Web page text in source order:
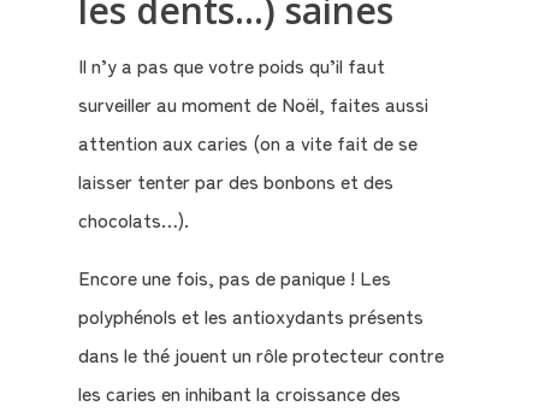
les dents…) saines
Il n’y a pas que votre poids qu’il faut
surveiller au moment de Noël, faites aussi
attention aux caries (on a vite fait de se
laisser tenter par des bonbons et des
chocolats…).
Encore une fois, pas de panique ! Les
polyphénols et les antioxydants présents
dans le thé jouent un rôle protecteur contre
les caries en inhibant la croissance des